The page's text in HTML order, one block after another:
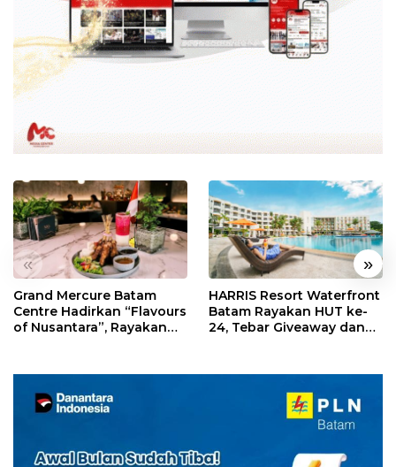
« »
Grand Mercure Batam
Centre Hadirkan “Flavours
of Nusantara”, Rayakan
HARRIS Resort Waterfront
Batam Rayakan HUT ke-
24, Tebar Giveaway dan